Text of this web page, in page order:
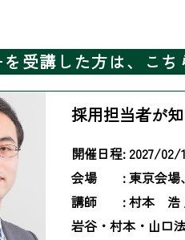
を受講した方は、こ
採用担当者が
開催日程: 2027/
会場 : 東京会
講師 :村本
岩谷・村本・山口